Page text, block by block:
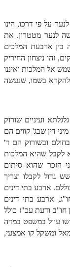
על פי דרכו, הינו
לנער מטטרון. את
בין ארבעת המלכים
זהו ניצחון החיריק
אל המלכות ואיננו
להקרא בשמו, שנעשה
ועיניים שורוק
דין שבג' קווים הם
ובשורוק הם ד'
לקבל שהיא המלכות
הזכר שהוא סיתום
גדול לקבלו וצריך
ארבע בתי דינים
ארבע בתי דינים
ודעת עכ"ז כולל
עוול במשפט במדה
ומשקל קו אמצעי,